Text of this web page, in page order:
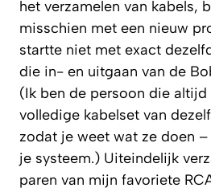
het verzamelen van kabels,
misschien met een nieuw
startte niet met exact
die in- en uitgaan van de
(Ik ben de persoon die
volledige kabelset van
zodat je weet wat ze doen
je systeem.) Uiteindelijk
paren van mijn favoriete